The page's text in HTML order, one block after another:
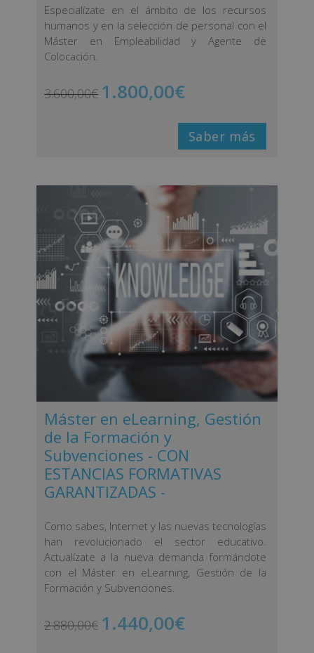
Especialízate en el ámbito de los recursos
humanos y en la selección de personal con el
Máster en Empleabilidad y Agente de
Colocación.
3.600,00€ 1.800,00€
Saber más
Máster en eLearning, Gestión
de la Formación y
Subvenciones - CON
ESTANCIAS FORMATIVAS
GARANTIZADAS -
Como sabes, Internet y las nuevas tecnologías
han revolucionado el sector educativo.
Actualízate a la nueva demanda formándote
con el Máster en eLearning, Gestión de la
Formación y Subvenciones.
2.880,00€ 1.440,00€